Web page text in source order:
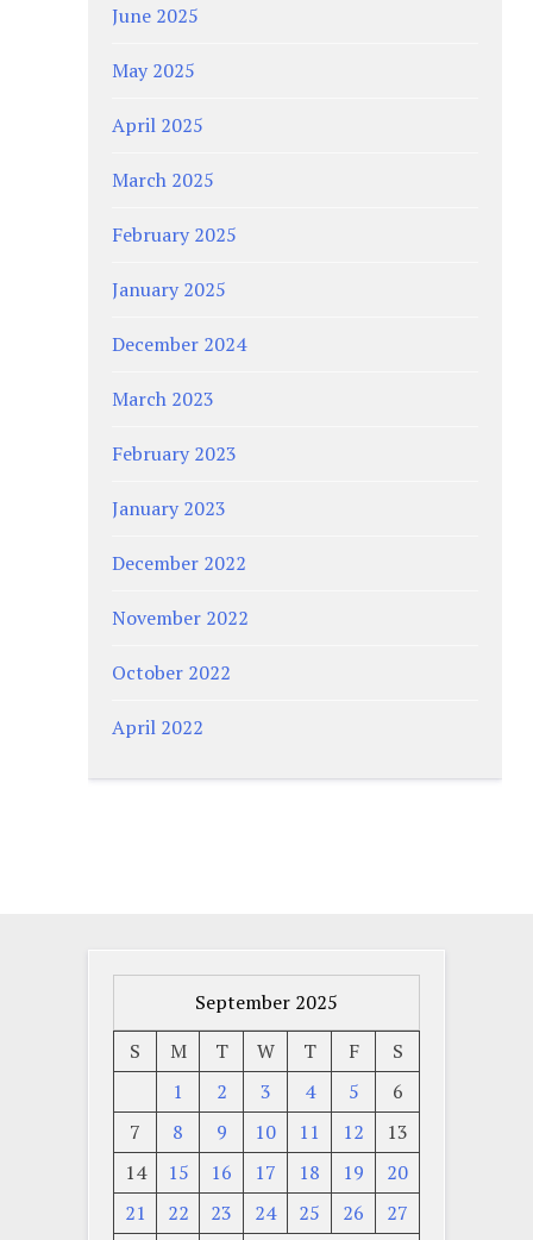
June 2025
May 2025
April 2025
March 2025
February 2025
January 2025
December 2024
March 2023
February 2023
January 2023
December 2022
November 2022
October 2022
April 2022
September 2025
S
M T W T F
S
1
2 3 4 5
6
7
8 9 10 11 12
13
14
15 16 17 18 19
20
21
22 23 24 25 26
27